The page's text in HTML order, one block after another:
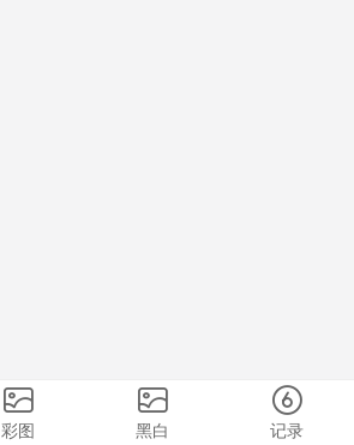
彩图 黑白 记录